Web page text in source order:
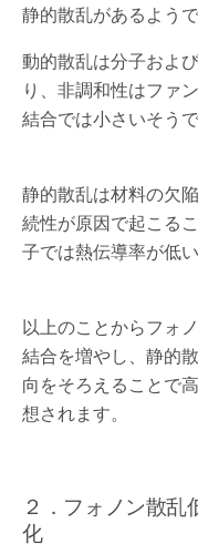
静的散乱があるようで
動的散乱は分子およ
り、非調和性はファ
結合では小さいそうで
静的散乱は材料の欠
続性が原因で起こる
子では熱伝導率が低
以上のことからフォ
結合を増やし、静的
向をそろえることで
想されます。
２．フォノン散
化